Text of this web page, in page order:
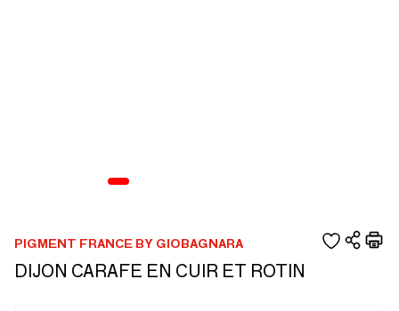
PIGMENT FRANCE BY GIOBAGNARA
DIJON CARAFE EN CUIR ET ROTIN